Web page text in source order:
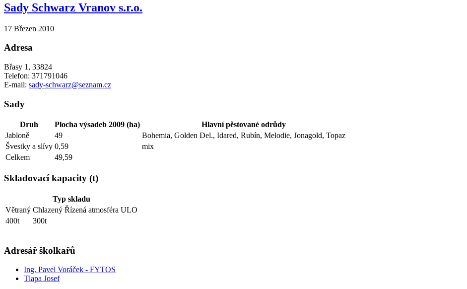
Sady Schwarz Vranov s.r.o.
17 Březen 2010
Adresa
Břasy 1, 33824
Telefon: 371791046
E-mail: sady-schwarz@seznam.cz
Sady
Druh Plocha výsadeb 2009 (ha) Hlavní pěstované odrůdy
Celkem 49,59
Jabloně 49
Bohemia, Golden Del., Idared, Rubín, Melodie, Jonagold, Topaz
Švestky a slívy 0,59 mix
Skladovací kapacity (t)
Typ skladu
400t 300t
Větraný Chlazený Řízená atmosféra ULO
Adresář školkařů
Ing. Pavel Voráček - FYTOS
Tlapa Josef